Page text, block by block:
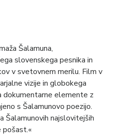
Šalamuna,
slovenskega pesnika in
v svetovnem merilu. Film v
vizije in globokega
dokumentarne elemente z
s Šalamunovo poezijo.
Šalamunovih najslovitejših
pošast.«